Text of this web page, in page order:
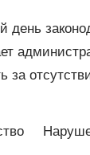
день
за